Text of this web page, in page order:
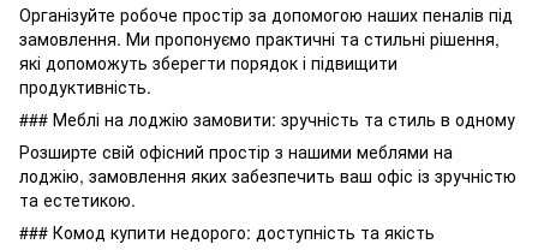
Організуйте робоче простір за допомогою наших пеналів під
замовлення. Ми пропонуємо практичні та стильні рішення,
які допоможуть зберегти порядок і підвищити
продуктивність.
### Меблі на лоджію замовити: зручність та стиль в одному
Розширте свій офісний простір з нашими меблями на
лоджію, замовлення яких забезпечить ваш офіс із зручністю
та естетикою.
### Комод купити недорого: доступність та якість